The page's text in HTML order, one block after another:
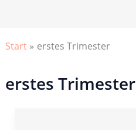
Start erstes Trimester
erstes Trimester